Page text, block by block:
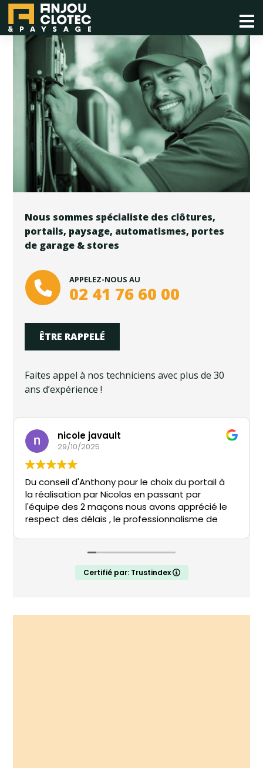
Nous sommes spécialiste des clôtures,
portails, paysage, automatismes, portes
de garage & stores
APPELEZ-NOUS AU
02 41 76 60 00
ÊTRE RAPPELÉ
Faites appel à nos techniciens avec plus de 30
ans d’expérience !
portail à
le
de
, il
Travaux effectués par NICOLAS pour
remplacement du portier vidéo
Avrillé, en effet maintenant ça
merveille.
recommande vivement cette
Certifié par: Trustindex